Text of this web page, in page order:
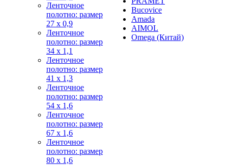
Ленточное
полотно: размер
27 х 0,9
Ленточное
полотно: размер
34 х 1,1
Ленточное
полотно: размер
41 х 1,3
Ленточное
полотно: размер
54 х 1,6
Ленточное
полотно: размер
67 х 1,6
Ленточное
полотно: размер
80 х 1,6
Bucovice
Amada
AIMOL
Omega (Китай)